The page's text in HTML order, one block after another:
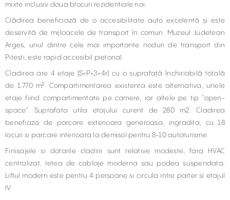
mixte inclusiv doua blocuri rezidentiale noi.
Clădirea beneficiază de o accesibilitate auto excelentă și este
deservită de mijloacele de transport în comun. Muzeul Judetean
Arges, unul dintre cele mai importante noduri de transport din
Pitesti, este rapid accesibil pietonal.
Cladirea are 4 etaje (S+P+3+4r) cu o suprafață închiriabilă totală
de 1.770 m². Compartimentarea existenta este alternativa, unele
etaje fiind compartimentate pe camere, iar altele pe tip “open-
space”. Suprafata utila etajului curent de 280 m2. Cladirea
benefiaza de parcare exterioara generoasa, ingradita, cu 18
locuri si parcare interioara la demisol pentru 8-10 autoturisme.
Finisajele si dotarile cladirii sunt relative modeste, fara HVAC
centralizat, retea de cablaje moderna sau podea suspendata.
Liftul modern este pentru 4 persoane si circula intre parter si etajul
IV.